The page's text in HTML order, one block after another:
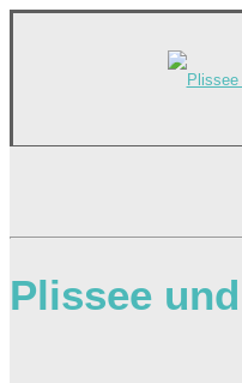
Plissee